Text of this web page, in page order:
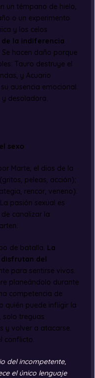
un témpano de hielo,
o un experimento
y los celos
de la indiferencia
Se hacen daño porque
Tauro destruye el
y Acuario
ausencia emocional.
desoladora.
sexo
Marte, el dios de la
peleas, acción);
rencor, veneno).
La pasión sexual es
canalizar la
de batalla. La
disfrutan del
para sentirse vivos.
planeándolo durante
competencia de
quién puede infligir la
solo treguas
y volver a atacarse.
conflicto.
del incompetente,
el único lenguaje